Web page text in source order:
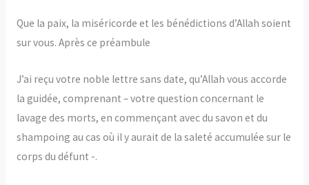
Que la paix, la miséricorde et les bénédictions d’Allah soient
sur vous. Après ce préambule
J’ai reçu votre noble lettre sans date, qu’Allah vous accorde
la guidée, comprenant – votre question concernant le
lavage des morts, en commençant avec du savon et du
shampoing au cas où il y aurait de la saleté accumulée sur le
corps du défunt -.